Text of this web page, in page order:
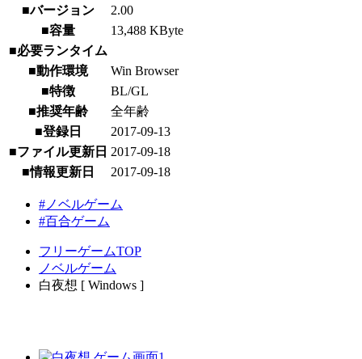
■バージョン
2.00
■容量
13,488 KByte
■必要ランタイム
■動作環境
Win Browser
■特徴
BL/GL
■推奨年齢
全年齢
■登録日
2017-09-13
■ファイル更新日 2017-09-18
■情報更新日
2017-09-18
#ノベルゲーム
#百合ゲーム
フリーゲームTOP
ノベルゲーム
白夜想 [ Windows ]